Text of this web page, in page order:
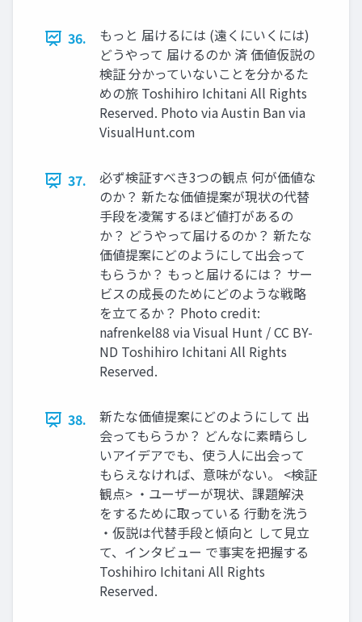
36.
もっと 届けるには (遠くにいくには)
どうやって 届けるのか 済 価値仮説の
検証 分かっていないことを分かるた
めの旅 Toshihiro Ichitani All Rights
Reserved. Photo via Austin Ban via
VisualHunt.com
37.
必ず検証すべき3つの観点 何が価値な
のか？ 新たな価値提案が現状の代替
⼿段を凌駕するほど値打があるの
か？ どうやって届けるのか？ 新たな
価値提案にどのようにして出会って
もらうか？ もっと届けるには？ サー
ビスの成⻑のためにどのような戦略
を⽴てるか？ Photo credit:
nafrenkel88 via Visual Hunt / CC BY-
ND Toshihiro Ichitani All Rights
Reserved.
38.
新たな価値提案にどのようにして 出
会ってもらうか？ どんなに素晴らし
いアイデアでも、使う⼈に出会って
もらえなければ、意味がない。 <検証
観点> ・ユーザーが現状、課題解決
をするために取っている ⾏動を洗う
・仮説は代替⼿段と傾向と して⾒⽴
て、インタビュー で事実を把握する
Toshihiro Ichitani All Rights
Reserved.